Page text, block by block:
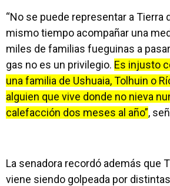
“No se puede representar a Tierra
mismo tiempo acompañar una
miles de familias fueguinas a
gas no es un privilegio. Es injusto
una familia de Ushuaia, Tolhuin o
alguien que vive donde no nieva
calefacción dos meses al año”,
La senadora recordó además que
viene siendo golpeada por